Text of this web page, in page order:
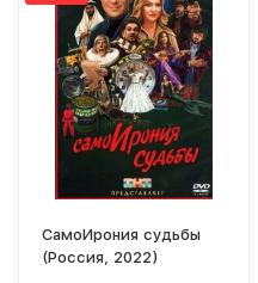
СамоИрония судьбы
(Россия, 2022)